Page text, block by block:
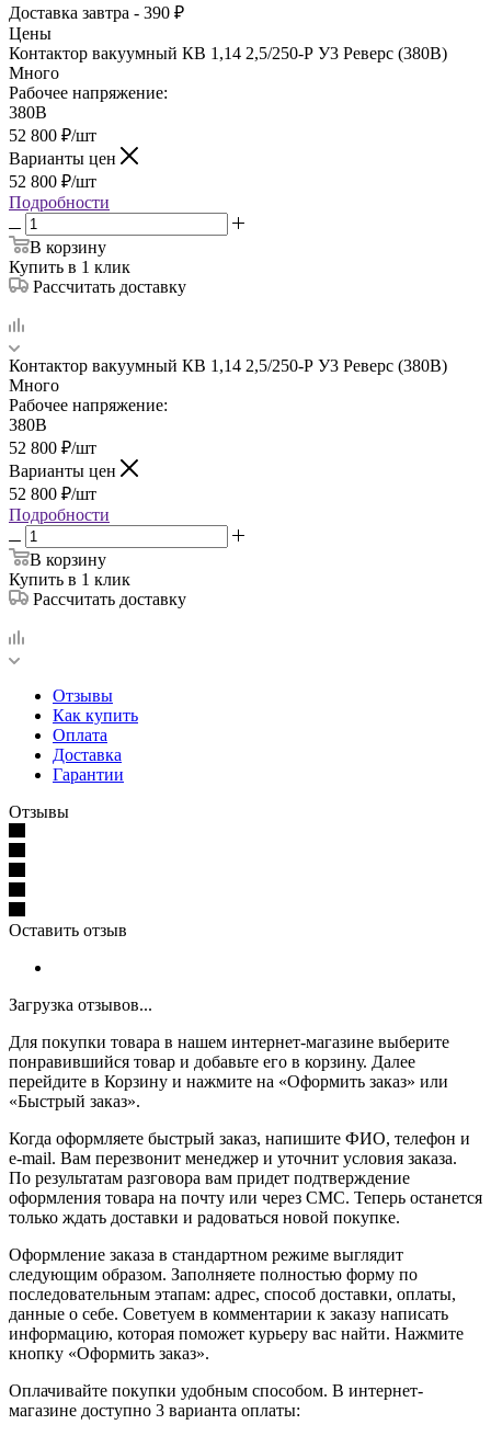
Доставка завтра - 390 ₽
Цены
Контактор вакуумный КВ 1,14 2,5/250-Р У3 Реверс (380В)
Много
Рабочее напряжение:
380В
52 800 ₽/шт
Варианты цен
52 800 ₽/шт
Подробности
В корзину
Купить в 1 клик
Рассчитать доставку
Контактор вакуумный КВ 1,14 2,5/250-Р У3 Реверс (380В)
Много
Рабочее напряжение:
380В
52 800 ₽/шт
Варианты цен
52 800 ₽/шт
Подробности
В корзину
Купить в 1 клик
Рассчитать доставку
Отзывы
Как купить
Оплата
Доставка
Гарантии
Отзывы
Оставить отзыв
Загрузка отзывов...
Для покупки товара в нашем интернет-магазине выберите
понравившийся товар и добавьте его в корзину. Далее
перейдите в Корзину и нажмите на «Оформить заказ» или
«Быстрый заказ».
Когда оформляете быстрый заказ, напишите ФИО, телефон и
e-mail. Вам перезвонит менеджер и уточнит условия заказа.
По результатам разговора вам придет подтверждение
оформления товара на почту или через СМС. Теперь останется
только ждать доставки и радоваться новой покупке.
Оформление заказа в стандартном режиме выглядит
следующим образом. Заполняете полностью форму по
последовательным этапам: адрес, способ доставки, оплаты,
данные о себе. Советуем в комментарии к заказу написать
информацию, которая поможет курьеру вас найти. Нажмите
кнопку «Оформить заказ».
Оплачивайте покупки удобным способом. В интернет-
магазине доступно 3 варианта оплаты: